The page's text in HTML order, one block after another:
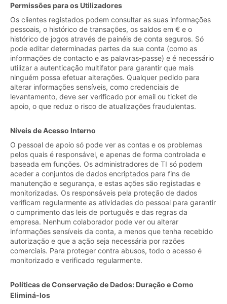
Permissões para os Utilizadores
Os clientes registados podem consultar as suas informações
pessoais, o histórico de transações, os saldos em € e o
histórico de jogos através de painéis de conta seguros. Só
pode editar determinadas partes da sua conta (como as
informações de contacto e as palavras-passe) e é necessário
utilizar a autenticação multifator para garantir que mais
ninguém possa efetuar alterações. Qualquer pedido para
alterar informações sensíveis, como credenciais de
levantamento, deve ser verificado por email ou ticket de
apoio, o que reduz o risco de atualizações fraudulentas.
Níveis de Acesso Interno
O pessoal de apoio só pode ver as contas e os problemas
pelos quais é responsável, e apenas de forma controlada e
baseada em funções. Os administradores de TI só podem
aceder a conjuntos de dados encriptados para fins de
manutenção e segurança, e estas ações são registadas e
monitorizadas. Os responsáveis pela proteção de dados
verificam regularmente as atividades do pessoal para garantir
o cumprimento das leis de português e das regras da
empresa. Nenhum colaborador pode ver ou alterar
informações sensíveis da conta, a menos que tenha recebido
autorização e que a ação seja necessária por razões
comerciais. Para proteger contra abusos, todo o acesso é
monitorizado e verificado regularmente.
Políticas de Conservação de Dados: Duração e Como
Eliminá-los